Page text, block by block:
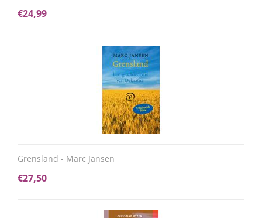
€24,99
Grensland - Marc Jansen
€27,50